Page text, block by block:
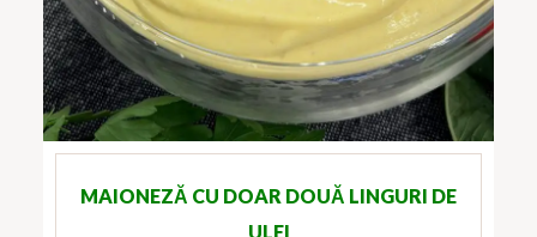
MAIONEZĂ CU DOAR DOUĂ LINGURI DE
ULEI